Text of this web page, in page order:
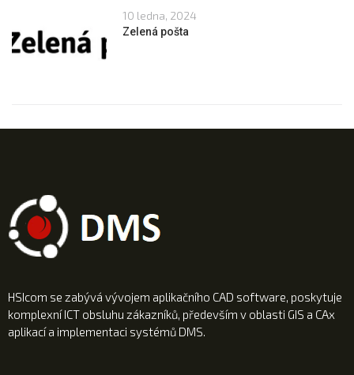
10 ledna, 2024
Zelená pošta
HSIcom se zabývá vývojem aplikačního CAD software, poskytuje
komplexní ICT obsluhu zákazníků, především v oblasti GIS a CAx
aplikací a implementaci systémů DMS.